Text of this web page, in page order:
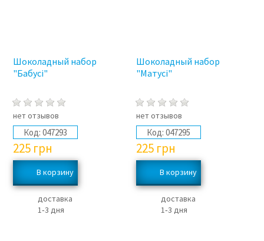
Шоколадный набор
"Бабусі"
нет отзывов
Код: 047293
225 грн
доставка
1‑3 дня
Шоколадный набор
"Матусі"
нет отзывов
Код: 047295
225 грн
доставка
1‑3 дня